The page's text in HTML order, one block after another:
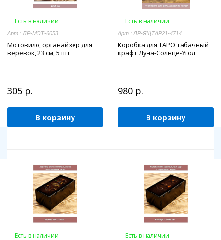
Есть в наличии
Арт.: ЛР-МОТ-6053
Мотовило, органайзер для
веревок, 23 см, 5 шт
305 р.
В корзину
Есть в наличии
Арт.: ЛР-ЯЩТАР21-4714
Коробка для ТАРО табачный
крафт Луна-Солнце-Угол
980 р.
В корзину
Есть в наличии Есть в наличии